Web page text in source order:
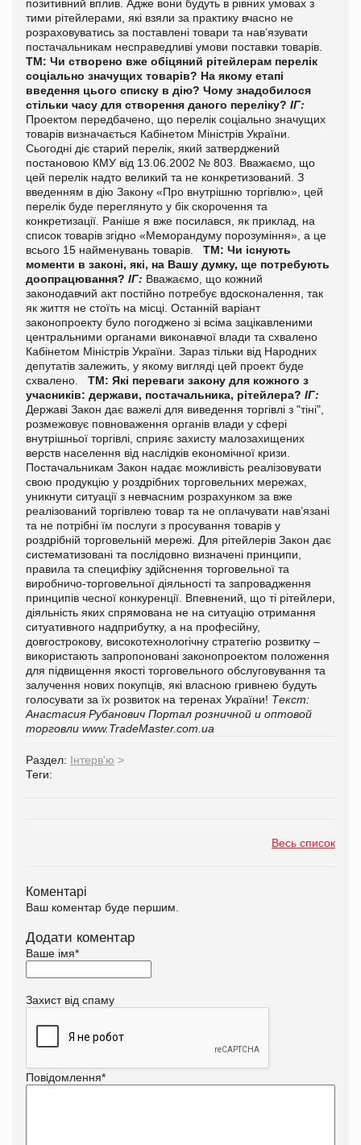
позитивний вплив. Адже вони будуть в рівних умовах з
тими рітейлерами, які взяли за практику вчасно не
розраховуватись за поставлені товари та нав’язувати
постачальникам несправедливі умови поставки товарів.
ТМ: Чи створено вже обіцяний рітейлерам перелік
соціально значущих товарів? На якому етапі
введення цього списку в дію? Чому знадобилося
стільки часу для створення даного переліку? ІГ:
Проектом передбачено, що перелік соціально значущих
товарів визначається Кабінетом Міністрів України.
Сьогодні діє старий перелік, який затверджений
постановою КМУ від 13.06.2002 № 803. Вважаємо, що
цей перелік надто великий та не конкретизований. З
введенням в дію Закону «Про внутрішню торгівлю», цей
перелік буде переглянуто у бік скорочення та
конкретизації. Раніше я вже посилався, як приклад, на
список товарів згідно «Меморандуму порозуміння», а це
всього 15 найменувань товарів.
ТМ: Чи існують
моменти в законі, які, на Вашу думку, ще потребують
доопрацювання? ІГ: Вважаємо, що кожний
законодавчий акт постійно потребує вдосконалення, так
як життя не стоїть на місці. Останній варіант
законопроекту було погоджено зі всіма зацікавленими
центральними органами виконавчої влади та схвалено
Кабінетом Міністрів України. Зараз тільки від Народних
депутатів залежить, у якому вигляді цей проект буде
схвалено.
ТМ: Які переваги закону для кожного з
учасників: держави, постачальника, рітейлера? ІГ:
Державі Закон дає важелі для виведення торгівлі з "тіні",
розмежовує повноваження органів влади у сфері
внутрішньої торгівлі, сприяє захисту малозахищених
верств населення від наслідків економічної кризи.
Постачальникам Закон надає можливість реалізовувати
свою продукцію у роздрібних торговельних мережах,
уникнути ситуації з невчасним розрахунком за вже
реалізований торгівлею товар та не оплачувати нав’язані
та не потрібні їм послуги з просування товарів у
роздрібній торговельній мережі. Для рітейлерів Закон дає
систематизовані та послідовно визначені принципи,
правила та специфіку здійснення торговельної та
виробничо-торговельної діяльності та запровадження
принципів чесної конкуренції. Впевнений, що ті рітейлери,
діяльність яких спрямована не на ситуацію отримання
ситуативного надприбутку, а на професійну,
довгострокову, високотехнологічну стратегію розвитку –
використають запропоновані законопроектом положення
для підвищення якості торговельного обслуговування та
залучення нових покупців, які власною гривнею будуть
голосувати за їх розвиток на теренах України! Текст:
Анастасия Рубанович Портал розничной и оптовой
торговли www.TradeMaster.com.ua
Раздел: Інтерв'ю >
Теги:
Весь список
Коментарі
Ваш коментар буде першим.
Додати коментар
Ваше імя*
Захист від спаму
Повідомлення*